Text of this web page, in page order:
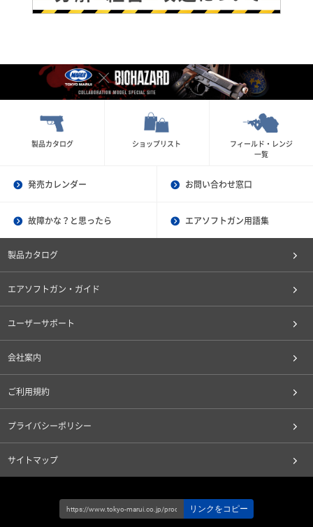
製品カタログ ショップリスト
フィールド・レンジ
一覧
発売カレンダー お問い合わせ窓口
故障かな？と思ったら エアソフトガン用語集
製品カタログ
エアソフトガン・ガイド
ユーザーサポート
会社案内
ご利用規約
プライバシーポリシー
サイトマップ
リンクをコピー